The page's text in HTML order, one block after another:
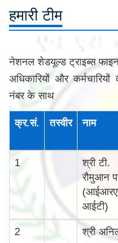
हमारी टीम
नेशनल शेडयूल्‍ड ट्राइब्‍स
अधिकारियों और
नंबर के साथ
क्र.सं. तस्‍वीर नाम
1
श्री टी.
रौमुआन
आईटी)
2
श्री